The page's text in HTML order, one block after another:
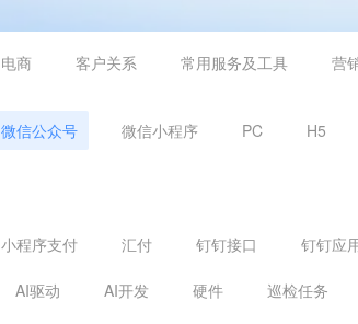
电商 客户关系 常用服务及工具 营
微信公众号 微信小程序 PC H5
小程序支付 汇付 钉钉接口 钉钉应
AI驱动 AI开发 硬件 巡检任务